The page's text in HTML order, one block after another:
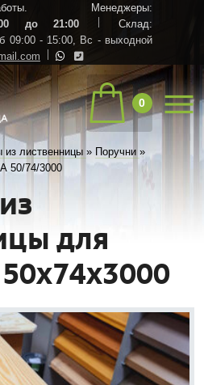
Менеджеры:
до 21:00
Склад:
09:00 - 15:00, Вс - выходной
0
из лиственницы » Поручни »
50/74/3000
для